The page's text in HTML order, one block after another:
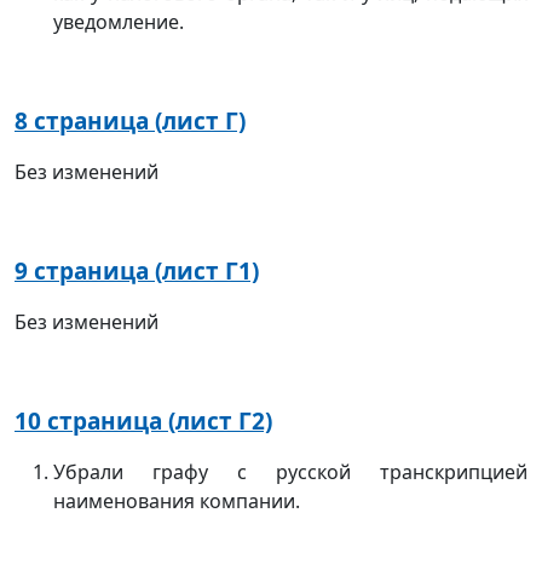
уведомление.
8 страница (лист Г)
Без изменений
9 страница (лист Г1)
Без изменений
10 страница (лист Г2)
Убрали графу с русской транскрипцией
наименования компании.